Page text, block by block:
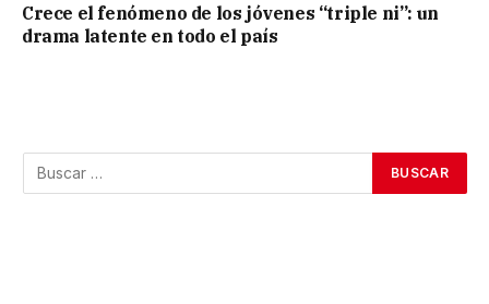
Crece el fenómeno de los jóvenes “triple ni”: un
drama latente en todo el país